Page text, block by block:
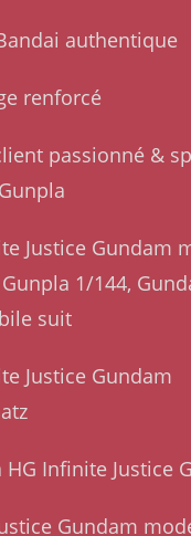
authentique
renforcé
passionné &
Justice Gundam
Gunpla 1/144,
suit
Justice Gundam
HG Infinite Justice
Gundam